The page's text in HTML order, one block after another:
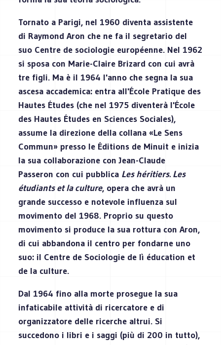
Tornato a Parigi, nel 1960 diventa assistente
di Raymond Aron che ne fa il segretario del
suo Centre de sociologie européenne. Nel 1962
si sposa con Marie-Claire Brizard con cui avrà
tre figli. Ma è il 1964 l'anno che segna la sua
ascesa accademica: entra all'École Pratique des
Hautes Études (che nel 1975 diventerà l'École
des Hautes Études en Sciences Sociales),
assume la direzione della collana «Le Sens
Commun» presso le Éditions de Minuit e inizia
la sua collaborazione con Jean-Claude
Passeron con cui pubblica Les héritiers. Les
étudiants et la culture, opera che avrà un
grande successo e notevole influenza sul
movimento del 1968. Proprio su questo
movimento si produce la sua rottura con Aron,
di cui abbandona il centro per fondarne uno
suo: il Centre de Sociologie de lì éducation et
de la culture.
Dal 1964 fino alla morte prosegue la sua
infaticabile attività di ricercatore e di
organizzatore delle ricerche altrui. Si
succedono i libri e i saggi (più di 200 in tutto),